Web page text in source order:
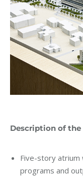
Description of the
Five-story
programs and